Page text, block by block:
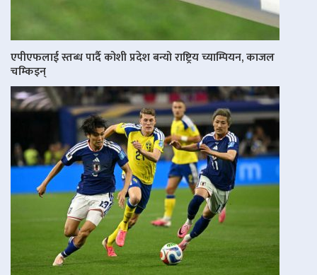
एपीएफलाई स्तब्ध पार्दै कोशी प्रदेश बन्यो राष्ट्रिय च्याम्पियन, काजल
चम्किइन्